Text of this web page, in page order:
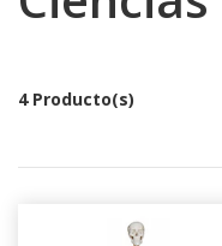
4 Producto(s)